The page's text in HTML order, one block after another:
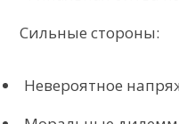
Сильные стороны:
Невероятное